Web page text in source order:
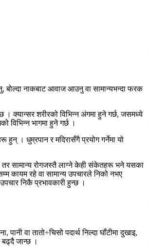
बोल्दा नाकबाट आवाज आउनु वा सामान्यभन्दा फरक
क्यान्सर शरीरको विभिन्न अंगमा हुने गर्छ, जसमध्ये
विभिन्न भागमा हुने गर्छ ।
। धुम्रपान र मदिरासँगै प्रयोग गर्नेमा यो
तर सामान्य रोगजस्तै लाग्ने केही संकेतहरू भने यसका
कायम रहे वा सामान्य उपचारले निको नभए
निकै प्रभावकारी हुन्छ ।
वा तातो÷चिसो पदार्थ निल्दा घाँटीमा दुखाइ,
जान्छ ।